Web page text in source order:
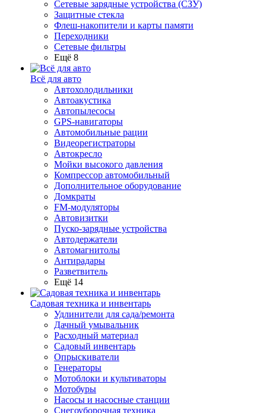
Сетевые зарядные устройства (СЗУ)
Защитные стекла
Флеш-накопители и карты памяти
Переходники
Сетевые фильтры
Ещё 8
Всё для авто
Автохолодильники
Автоакустика
Автопылесосы
GPS-навигаторы
Автомобильные рации
Видеорегистраторы
Автокресло
Мойки высокого давления
Компрессор автомобильный
Дополнительное оборудование
Домкраты
FM-модуляторы
Автовизитки
Пуско-зарядные устройства
Автодержатели
Автомагнитолы
Антирадары
Разветвитель
Ещё 14
Садовая техника и инвентарь
Удлинители для сада/ремонта
Дачный умывальник
Расходный материал
Садовый инвентарь
Опрыскиватели
Генераторы
Мотоблоки и культиваторы
Мотобуры
Насосы и насосные станции
Снегоуборочная техника